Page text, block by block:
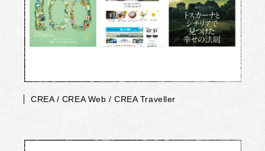
CREA / CREA Web / CREA Traveller